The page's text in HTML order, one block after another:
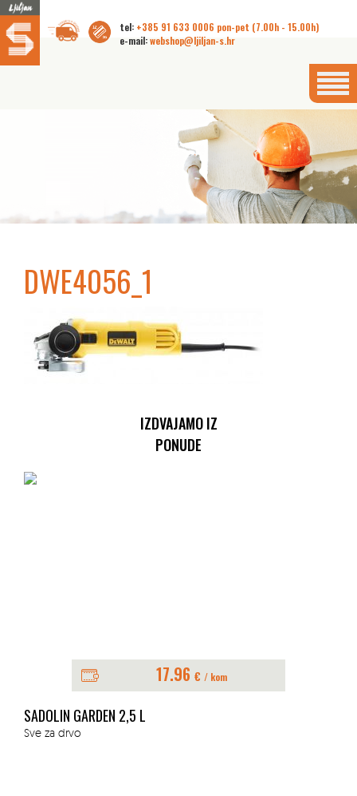
tel: +385 91 633 0006 pon-pet (7.00h - 15.00h)
e-mail:webshop@ljiljan-s.hr
DWE4056_1
IZDVAJAMO IZ
PONUDE
17.96 € / kom
SADOLIN GARDEN 2,5 L
Sve za drvo